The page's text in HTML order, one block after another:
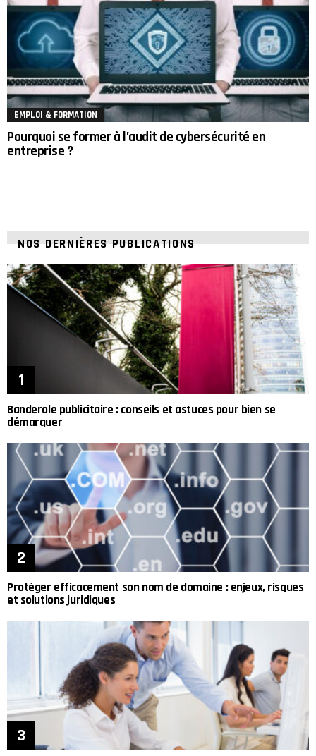
EMPLOI & FORMATION
Pourquoi se former à l’audit de cybersécurité en
entreprise ?
NOS DERNIÈRES PUBLICATIONS
Banderole publicitaire : conseils et astuces pour bien se
démarquer
Protéger efficacement son nom de domaine : enjeux, risques
et solutions juridiques